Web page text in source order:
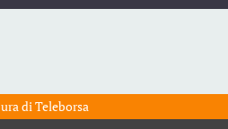
diTeleborsa